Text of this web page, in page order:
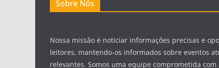
Sobre Nós
Nossa missão é noticiar informações precisas e
leitores, mantendo-os informados sobre eventos
relevantes. Somos uma equipe comprometida